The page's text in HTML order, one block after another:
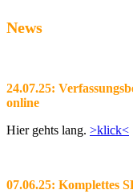
News
24.07.25:
online
Hier gehts lang. >klick<
07.06.25: Komplettes